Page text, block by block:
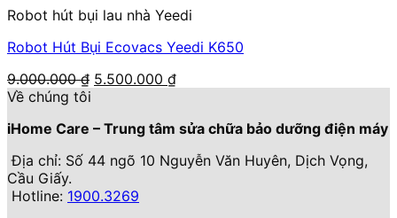
Robot hút bụi lau nhà Yeedi
Robot Hút Bụi Ecovacs Yeedi K650
9.000.000₫ Giá
9.000.000 ₫.
5.500.000 ₫Giá
là:
5.500.000 ₫.
Về chúng tôi
iHome Care – Trung tâm sửa chữa bảo dưỡng điện máy
Địa chỉ: Số 44 ngõ 10 Nguyễn Văn Huyên, Dịch Vọng,
Cầu Giấy.
Hotline: 1900.3269